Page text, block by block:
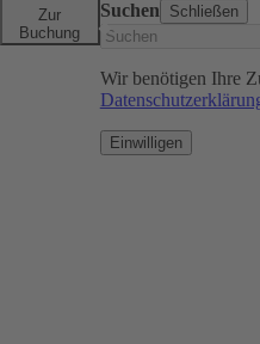
Zur
Buchung
Suchen Schließen
Wir benötigen Ihre
Einwilligen